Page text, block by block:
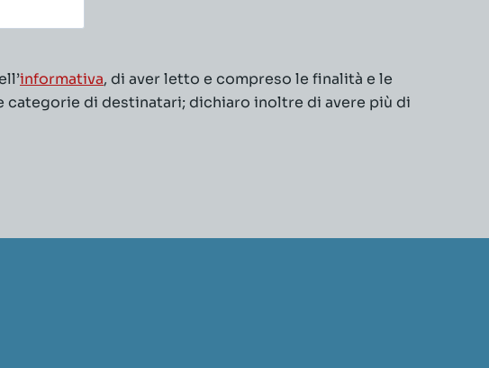
informativa, di aver letto e compreso le finalità e le
categorie di destinatari; dichiaro inoltre di avere più di